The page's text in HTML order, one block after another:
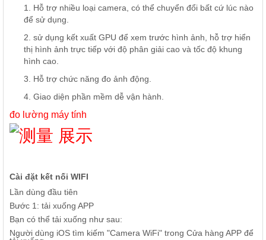
1. Hỗ trợ nhiều loại camera, có thể chuyển đổi bất cứ lúc nào
để sử dụng.
2. sử dụng kết xuất GPU để xem trước hình ảnh, hỗ trợ hiển
thị hình ảnh trực tiếp với độ phân giải cao và tốc độ khung
hình cao.
3. Hỗ trợ chức năng đo ảnh động.
4. Giao diện phần mềm dễ vận hành.
đo lường máy tính
Cài đặt kết nối WIFI
Lần dùng đầu tiên
Bước 1: tải xuống APP
Bạn có thể tải xuống như sau:
Người dùng iOS tìm kiếm "Camera WiFi" trong Cửa hàng APP để